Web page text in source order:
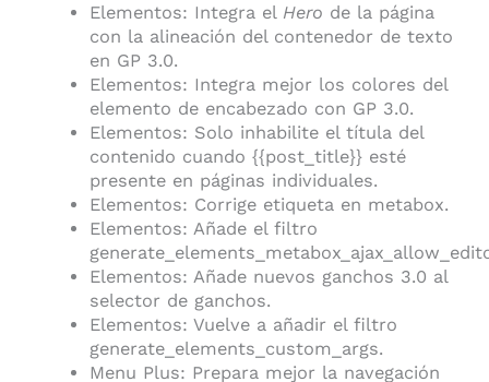
Elementos: Integra el Hero de la página
con la alineación del contenedor de texto
en GP 3.0.
Elementos: Integra mejor los colores del
elemento de encabezado con GP 3.0.
Elementos: Solo inhabilite el títula del
contenido cuando {{post_title}} esté
presente en páginas individuales.
Elementos: Corrige etiqueta en metabox.
Elementos: Añade el filtro
Elementos: Añade nuevos ganchos 3.0 al
selector de ganchos.
Elementos: Vuelve a añadir el filtro
generate_elements_custom_args.
Menu Plus: Prepara mejor la navegación